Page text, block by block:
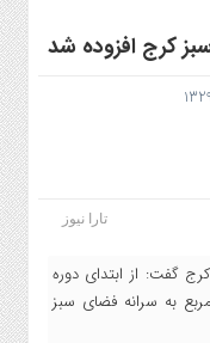
تارا نیوز
گفت: از ابتدای دوره
به سرانه فضای سبز